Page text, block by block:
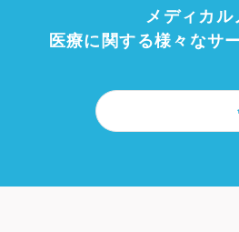
メディカ
医療に関する様々なサ